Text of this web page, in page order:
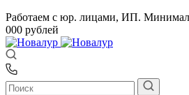
Работаем с юр. лицами, ИП.
000 рублей